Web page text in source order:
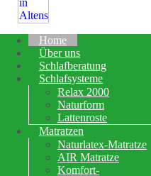
Home
Über uns
Schlafberatung
Schlafsysteme
Relax 2000
Naturform
Lattenroste
Matratzen
Naturlatex-Matratze
AIR Matratze
Komfort-